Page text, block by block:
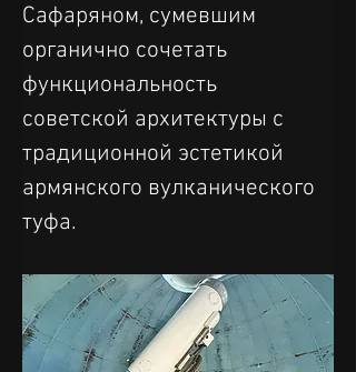
Сафаряном, сумевшим
органично сочетать
функциональность
советской архитектуры с
традиционной эстетикой
армянского вулканического
туфа.